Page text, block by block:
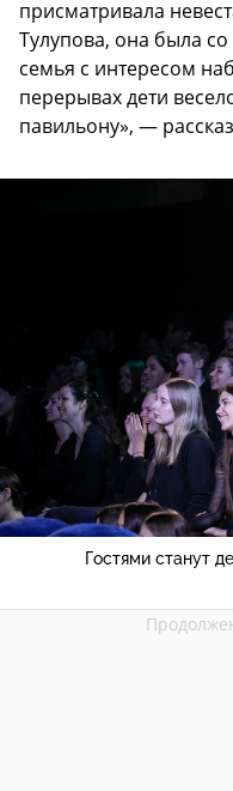
присматривала
Тулупова, она была
семья с интересом
перерывах дети
павильону», —
Гостями станут